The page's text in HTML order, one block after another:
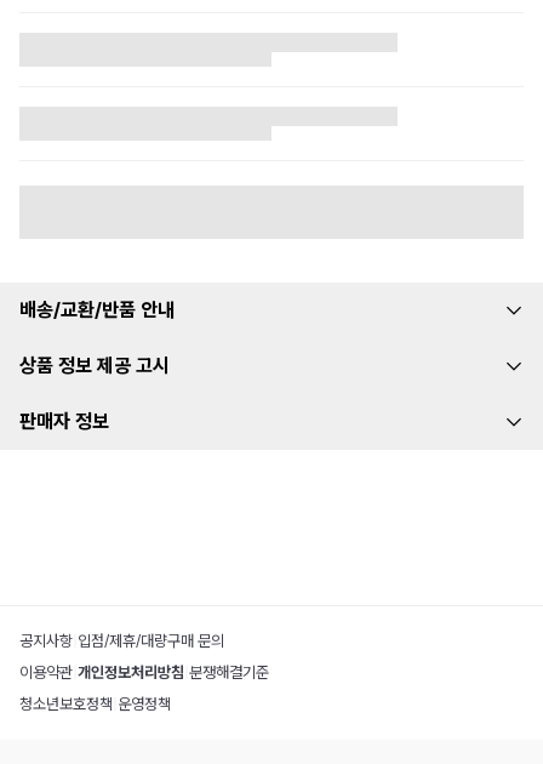
배송/교환/반품 안내
상품 정보 제공 고시
판매자 정보
공지사항 입점/제휴/대량구매 문의
이용약관 개인정보처리방침 분쟁해결기준
청소년보호정책 운영정책